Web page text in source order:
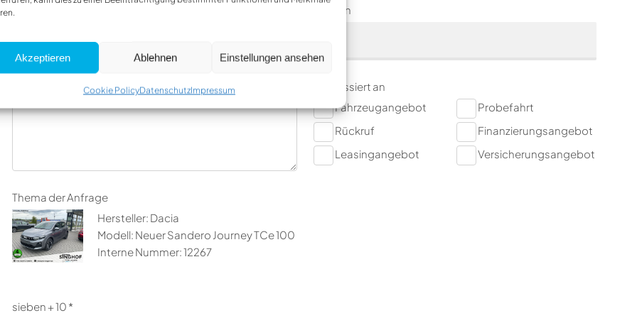
Akzeptieren Ablehnen Einstellungen ansehen
Cookie PolicyDatenschutzImpressum
Telefon
Interessiert an
Fahrzeugangebot
Probefahrt
Rückruf
Finanzierungsangebot
Leasingangebot
Versicherungsangebot
Thema der Anfrage
Hersteller: Dacia
Modell: Neuer Sandero Journey TCe 100
Interne Nummer: 12267
sieben + 10 *